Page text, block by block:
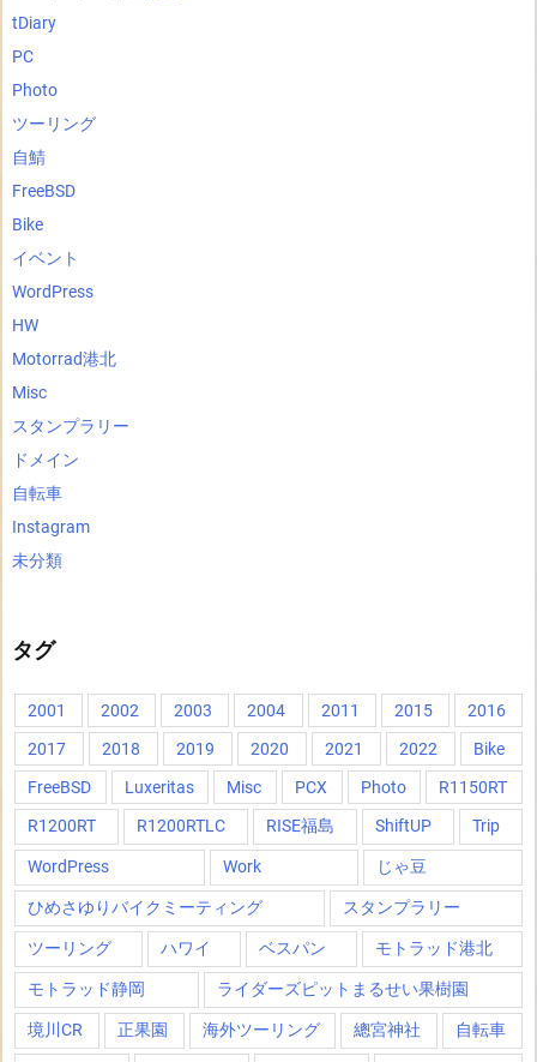
tDiary
PC
Photo
ツーリング
自鯖
FreeBSD
Bike
イベント
WordPress
HW
Motorrad港北
Misc
スタンプラリー
ドメイン
自転車
Instagram
未分類
タグ
2001 2002 2003 2004 2011 2015
2016
2017
2018 2019 2020 2021 2022
Bike
FreeBSD
Luxeritas Misc PCX Photo
R1150RT
R1200RT
R1200RTLC RISE福島 ShiftUP Trip
WordPress Work じゃ豆
ひめさゆりバイクミーティング スタンプラリー
ツーリング ハワイ ベスパン モトラッド港北
モトラッド静岡 ライダーズピットまるせい果樹園
境川CR 正果園 海外ツーリング 總宮神社 自転車